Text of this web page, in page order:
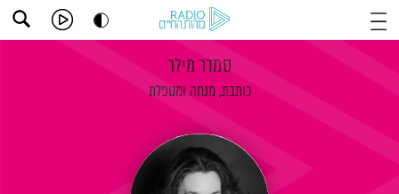
סמדר מילר
כותבת, מנחה ומטפלת